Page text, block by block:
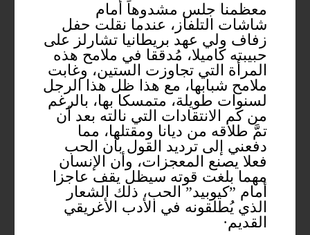
معظمنا جلس مشدوهاً أمام
شاشات التلفاز، عندما نقلت حفل
زفاف ولي عهد بريطانيا تشارلز على
حبيبته كاميلا، مُدققا في ملامح هذه
المرأة التي تجاوزت الستين، وغابت
ملامح شبابها، مع هذا ظل هذا الرجل
لسنوات طويلة، متمسكا بها، بالرغم
من كم الانتقادات التي نالته بعد أن
تمَّ طلاقه من ديانا ومقتلها، مما
دفعني إلى ترديد القول بأن الحب
فعلا يصنع المعجزات، وأن الإنسان
مهما بلغت قوته سيظل يقف عاجزا
أمام ”كيوبيد” الحب، ذلك الشعار
الذي يُطلقونه في الأدب الأغريقي
القديم·